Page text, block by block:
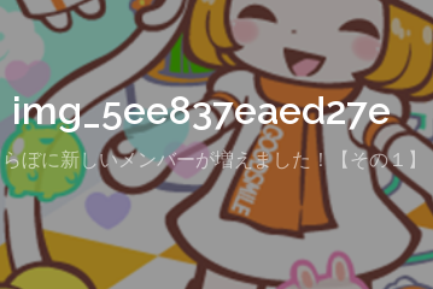
img_5ee837eaed27e
らぼに新しいメンバーが増えました！【その１】